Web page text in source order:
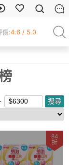
價:4.6 / 5.0
84
折